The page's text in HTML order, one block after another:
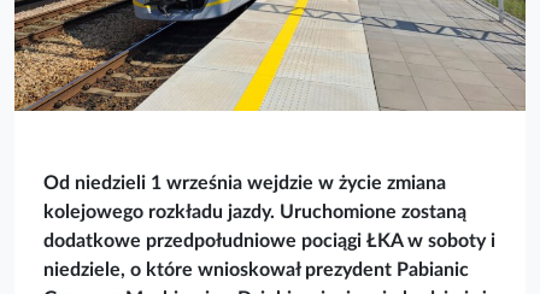
Od niedzieli 1 września wejdzie w życie zmiana
kolejowego rozkładu jazdy. Uruchomione zostaną
dodatkowe przedpołudniowe pociągi ŁKA w soboty i
niedziele, o które wnioskował prezydent Pabianic